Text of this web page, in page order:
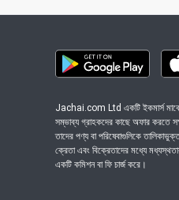
Jachai.com Ltd একটি ইকমার্স
সম্ভাব্য গ্রাহকদের কাছে অফার করতে
তাদের পণ্য বা পরিষেবাগুলিকে
ক্রেতা এবং বিক্রেতাদের মধ্যে
একটি কমিশন বা ফি চার্জ করে।